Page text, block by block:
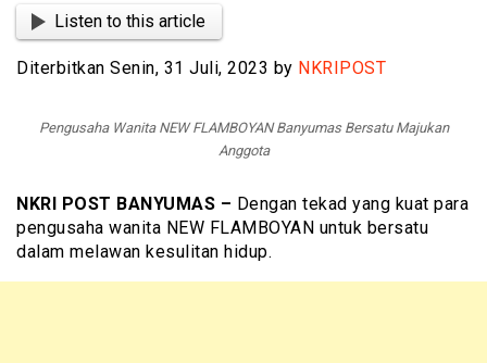
Listen to this article
Diterbitkan Senin, 31 Juli, 2023 by NKRIPOST
Pengusaha Wanita NEW FLAMBOYAN Banyumas Bersatu Majukan
Anggota
NKRI POST BANYUMAS – Dengan tekad yang kuat para
pengusaha wanita NEW FLAMBOYAN untuk bersatu
dalam melawan kesulitan hidup.